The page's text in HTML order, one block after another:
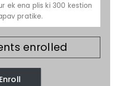
ek ena plis ki 300 kestion
pratike.
enrolled
Enroll